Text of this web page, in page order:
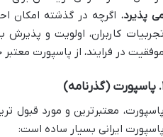
پذیرد. اگرچه در گذشته امکان
تجربیات کاربران، اولویت و
موفقیت در فرایند، از پاسپورت
پاسپورت ایرانی بسیار ساده است: